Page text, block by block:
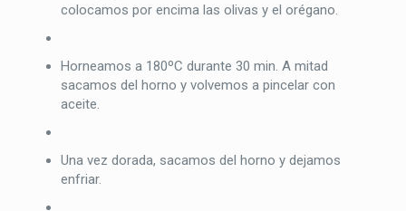
colocamos por encima las olivas y el orégano.
Horneamos a 180ºC durante 30 min. A mitad
sacamos del horno y volvemos a pincelar con
aceite.
Una vez dorada, sacamos del horno y dejamos
enfriar.